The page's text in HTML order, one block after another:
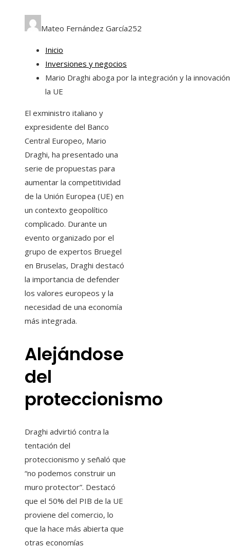
Mateo Fernández García252
Inicio
Inversiones y negocios
Mario Draghi aboga por la integración y la
la UE
El exministro italiano y
expresidente del Banco
Central Europeo, Mario
Draghi, ha presentado una
serie de propuestas para
aumentar la competitividad
de la Unión Europea (UE) en
un contexto geopolítico
complicado. Durante un
evento organizado por el
grupo de expertos Bruegel
en Bruselas, Draghi destacó
la importancia de defender
los valores europeos y la
necesidad de una economía
más integrada.
Alejándose
del
proteccionismo
Draghi advirtió contra la
tentación del
proteccionismo y señaló que
“no podemos construir un
muro protector”. Destacó
que el 50% del PIB de la UE
proviene del comercio, lo
que la hace más abierta que
otras economías